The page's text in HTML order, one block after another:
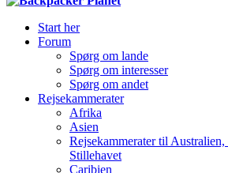
Start her
Forum
Spørg om lande
Spørg om interesser
Spørg om andet
Rejsekammerater
Afrika
Asien
Rejsekammerater til
Stillehavet
Caribien